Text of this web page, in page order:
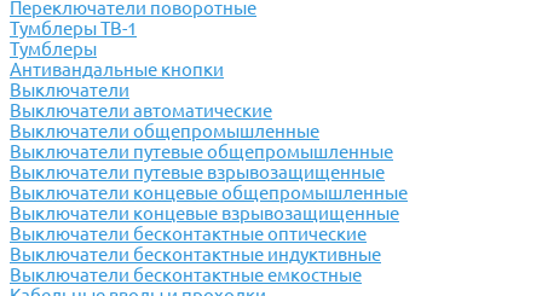
Переключатели поворотные
Тумблеры ТВ-1
Тумблеры
Антивандальные кнопки
Выключатели
Выключатели автоматические
Выключатели общепромышленные
Выключатели путевые общепромышленные
Выключатели путевые взрывозащищенные
Выключатели концевые общепромышленные
Выключатели концевые взрывозащищенные
Выключатели бесконтактные оптические
Выключатели бесконтактные индуктивные
Выключатели бесконтактные емкостные